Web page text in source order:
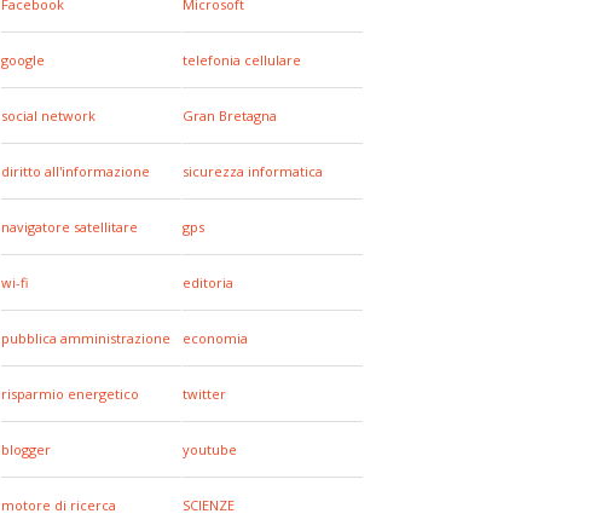
Facebook Microsoft
google telefonia cellulare
social network Gran Bretagna
diritto all'informazione sicurezza informatica
navigatore satellitare gps
wi-fi editoria
pubblica amministrazione economia
risparmio energetico twitter
blogger youtube
motore di ricerca SCIENZE